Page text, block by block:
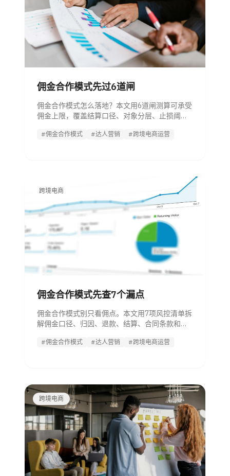
佣金合作模式先过6道闸
佣金合作模式怎么落地？本文用6道闸测算可承受
佣金上限，覆盖结算口径、对象分层、止损阈
#佣金合作模式 #达人营销 #跨境电商运营
跨境电商
佣金合作模式先查7个漏点
佣金合作模式别只看佣点。本文用7项风控清单拆
解佣金口径、归因、退款、结算、合同条款和跨
#佣金合作模式 #达人营销 #跨境电商运营
跨境电商